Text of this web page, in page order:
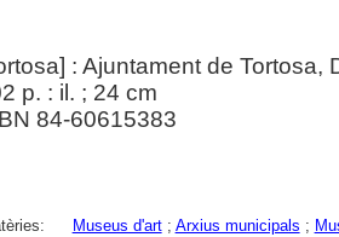
: Ajuntament de Tortosa,
p. : il. ; 24 cm
84-60615383
Museus d'art; Arxius municipals ;